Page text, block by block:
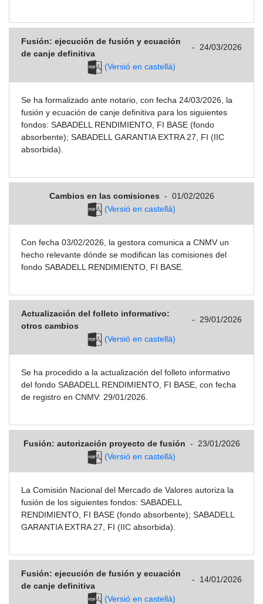
Fusión: ejecución de fusión y ecuación
de canje definitiva
- 24/03/2026
(Versió en castellà)
Se ha formalizado ante notario, con fecha 24/03/2026, la
fusión y ecuación de canje definitiva para los siguientes
fondos: SABADELL RENDIMIENTO, FI BASE (fondo
absorbente); SABADELL GARANTIA EXTRA 27, FI (IIC
absorbida).
Cambios en las comisiones - 01/02/2026
(Versió en castellà)
Con fecha 03/02/2026, la gestora comunica a CNMV un
hecho relevante dónde se modifican las comisiones del
fondo SABADELL RENDIMIENTO, FI BASE.
Actualización del folleto informativo:
otros cambios
- 29/01/2026
(Versió en castellà)
Se ha procedido a la actualización del folleto informativo
del fondo SABADELL RENDIMIENTO, FI BASE, con fecha
de registro en CNMV: 29/01/2026.
Fusión: autorización proyecto de fusión -
23/01/2026
(Versió en castellà)
La Comisión Nacional del Mercado de Valores autoriza la
fusión de los siguientes fondos: SABADELL
RENDIMIENTO, FI BASE (fondo absorbente); SABADELL
GARANTIA EXTRA 27, FI (IIC absorbida).
Fusión: ejecución de fusión y ecuación
de canje definitiva
- 14/01/2026
(Versió en castellà)